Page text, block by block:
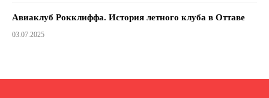
Авиаклуб Рокклиффа. История летного клуба в Оттаве
03.07.2025